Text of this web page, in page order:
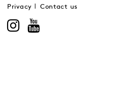
Privacy Contact us